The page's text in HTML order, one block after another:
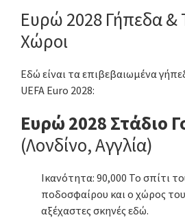
Ευρώ 2028 Γήπεδα &
Χώροι
Εδώ είναι τα επιβεβαιωμένα
UEFA Euro 2028:
Ευρώ 2028 Στάδιο
(Λονδίνο, Αγγλία)
Ικανότητα: 90,000 Το σπίτι
ποδοσφαίρου και ο χώρος
αξέχαστες σκηνές εδώ.